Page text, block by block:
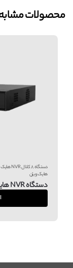
محصولات
دستگاه ۸ کانال NVR هایک ویژن
هایک ویژن
دستگاه NVR هایک ویژن DS-7108NI-Q1/M